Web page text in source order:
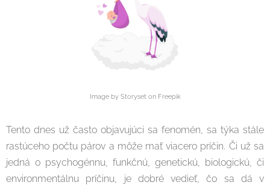
Image by Storyset on Freepik
Tento dnes už často objavujúci sa fenomén, sa týka stále
rastúceho počtu párov a môže mať viacero príčin. Či už sa
jedná o psychogénnu, funkčnú, genetickú, biologickú, či
environmentálnu príčinu, je dobré vedieť, čo sa dá v